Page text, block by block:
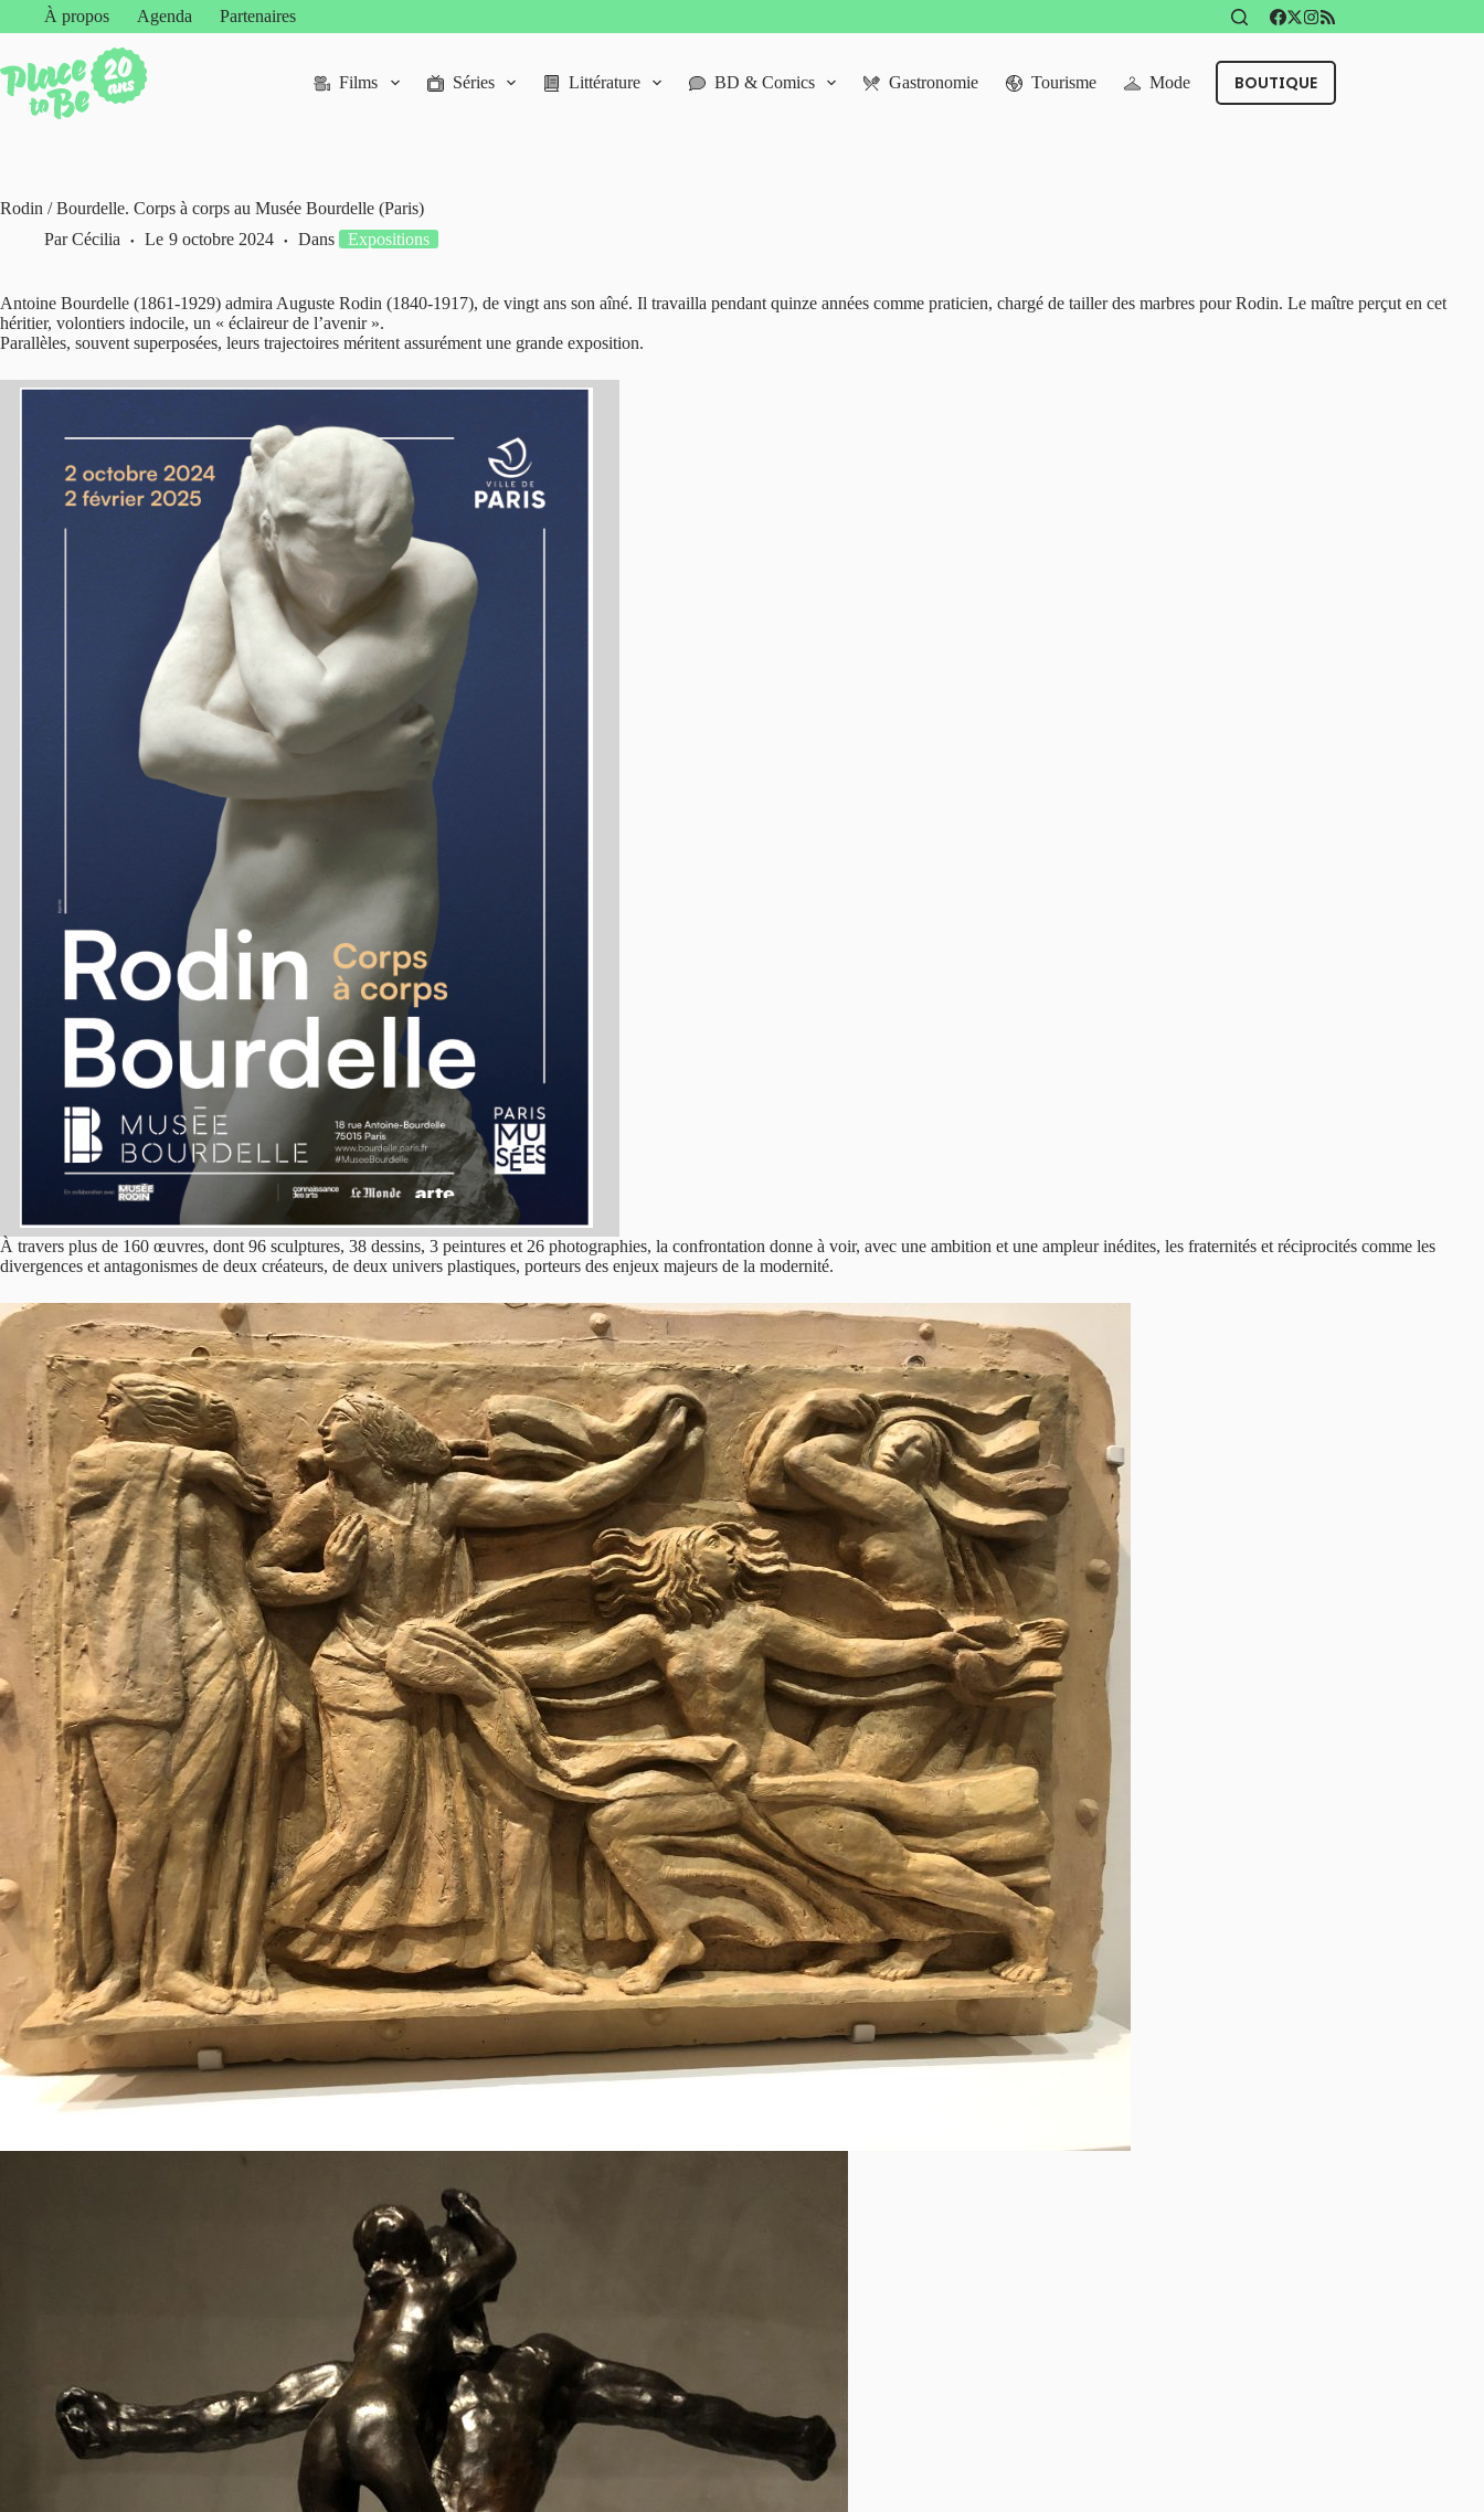
À propos Agenda Partenaires
Films Séries Littérature BD & Comics Gastronomie Tourisme Mode BOUTIQUE
Rodin / Bourdelle. Corps à corps au Musée Bourdelle (Paris)
Par Cécilia Le 9 octobre 2024 Dans Expositions
Antoine Bourdelle (1861-1929) admira Auguste Rodin (1840-1917), de vingt ans son aîné. Il travailla pendant quinze années comme praticien, chargé de tailler des marbres pour Rodin. Le maître perçut en cet
héritier, volontiers indocile, un « éclaireur de l’avenir ».
Parallèles, souvent superposées, leurs trajectoires méritent assurément une grande exposition.
À travers plus de 160 œuvres, dont 96 sculptures, 38 dessins, 3 peintures et 26 photographies, la confrontation donne à voir, avec une ambition et une ampleur inédites, les fraternités et réciprocités comme les
divergences et antagonismes de deux créateurs, de deux univers plastiques, porteurs des enjeux majeurs de la modernité.